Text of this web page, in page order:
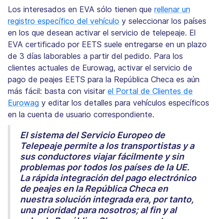
Los interesados en EVA sólo tienen que rellenar un
registro específico del vehículo y seleccionar los países
en los que desean activar el servicio de telepeaje. El
EVA certificado por EETS suele entregarse en un plazo
de 3 días laborables a partir del pedido. Para los
clientes actuales de Eurowag, activar el servicio de
pago de peajes EETS para la República Checa es aún
más fácil: basta con visitar el Portal de Clientes de
Eurowag y editar los detalles para vehículos específicos
en la cuenta de usuario correspondiente.
El sistema del Servicio Europeo de
Telepeaje permite a los transportistas y a
sus conductores viajar fácilmente y sin
problemas por todos los países de la UE.
La rápida integración del pago electrónico
de peajes en la República Checa en
nuestra solución integrada era, por tanto,
una prioridad para nosotros; al fin y al